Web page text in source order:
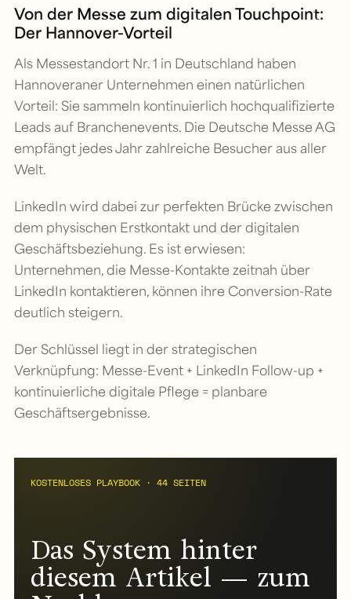
Von der Messe zum digitalen Touchpoint:
Der Hannover-Vorteil
Als Messestandort Nr. 1 in Deutschland haben
Hannoveraner Unternehmen einen natürlichen
Vorteil: Sie sammeln kontinuierlich hochqualifizierte
Leads auf Branchenevents. Die Deutsche Messe AG
empfängt jedes Jahr zahlreiche Besucher aus aller
Welt.
LinkedIn wird dabei zur perfekten Brücke zwischen
dem physischen Erstkontakt und der digitalen
Geschäftsbeziehung. Es ist erwiesen:
Unternehmen, die Messe-Kontakte zeitnah über
LinkedIn kontaktieren, können ihre Conversion-Rate
deutlich steigern.
Der Schlüssel liegt in der strategischen
Verknüpfung: Messe-Event + LinkedIn Follow-up +
kontinuierliche digitale Pflege = planbare
Geschäftsergebnisse.
KOSTENLOSES PLAYBOOK · 44 SEITEN
Das System hinter
diesem Artikel — zum